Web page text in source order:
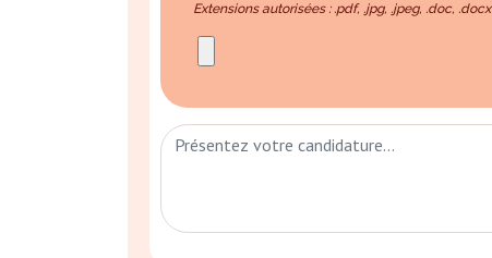
Extensions autorisées : .pdf, .jpg, .jpeg, .doc, .docx